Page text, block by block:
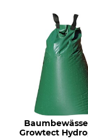
Growtect